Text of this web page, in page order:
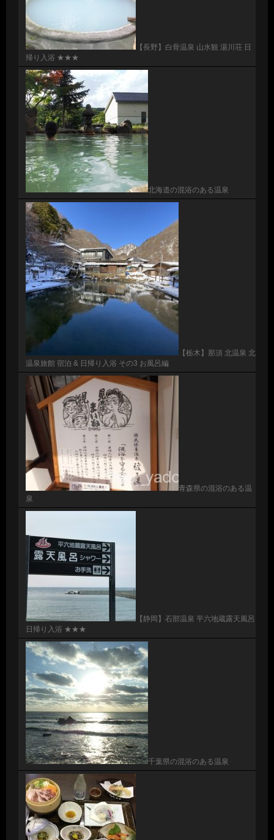
【長野】白骨温泉 山水観 湯川荘 日
帰り入浴 ★★★
北海道の混浴のある温泉
【栃木】那須 北温泉 北
温泉旅館 宿泊 & 日帰り入浴 その3 お風呂編
青森県の混浴のある温
泉
【静岡】石部温泉 平六地蔵露天風呂
日帰り入浴 ★★★
千葉県の混浴のある温泉